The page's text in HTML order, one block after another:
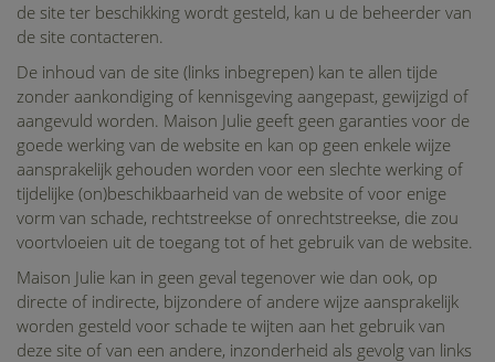
de site ter beschikking wordt gesteld, kan u de beheerder van
de site contacteren.
De inhoud van de site (links inbegrepen) kan te allen tijde
zonder aankondiging of kennisgeving aangepast, gewijzigd of
aangevuld worden. Maison Julie geeft geen garanties voor de
goede werking van de website en kan op geen enkele wijze
aansprakelijk gehouden worden voor een slechte werking of
tijdelijke (on)beschikbaarheid van de website of voor enige
vorm van schade, rechtstreekse of onrechtstreekse, die zou
voortvloeien uit de toegang tot of het gebruik van de website.
Maison Julie kan in geen geval tegenover wie dan ook, op
directe of indirecte, bijzondere of andere wijze aansprakelijk
worden gesteld voor schade te wijten aan het gebruik van
deze site of van een andere, inzonderheid als gevolg van links